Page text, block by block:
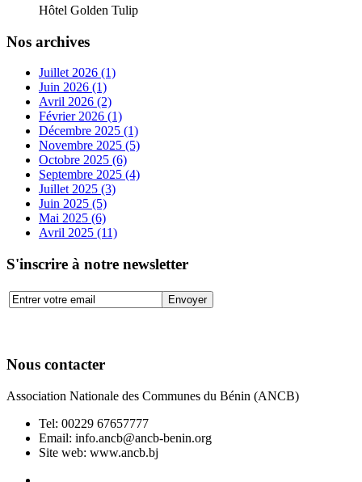
Hôtel Golden Tulip
Nos archives
Juillet 2026 (1)
Juin 2026 (1)
Avril 2026 (2)
Février 2026 (1)
Décembre 2025 (1)
Novembre 2025 (5)
Octobre 2025 (6)
Septembre 2025 (4)
Juillet 2025 (3)
Juin 2025 (5)
Mai 2025 (6)
Avril 2025 (11)
S'inscrire à notre newsletter
Nous contacter
Association Nationale des Communes du Bénin (ANCB)
Tel: 00229 67657777
Email: info.ancb@ancb-benin.org
Site web: www.ancb.bj